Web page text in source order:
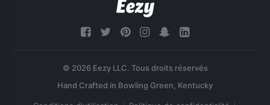
© 2026 Eezy LLC. Tous droits réservés